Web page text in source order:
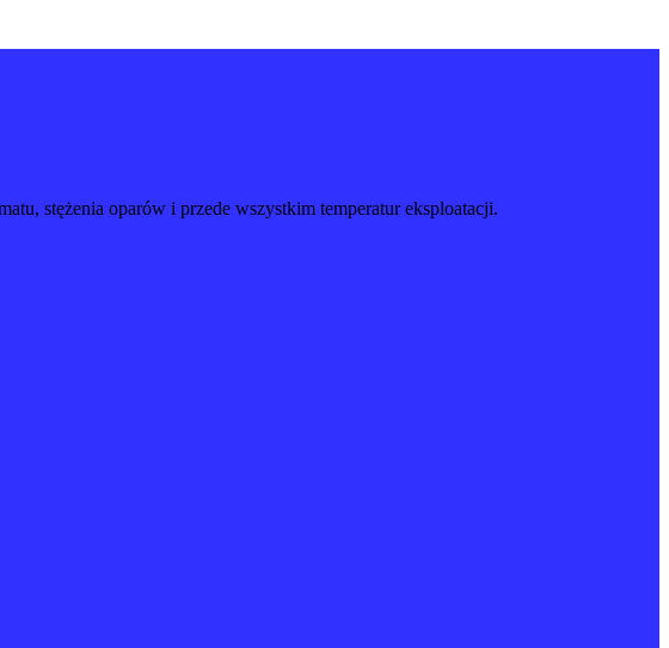
stężenia oparów i przede wszystkim temperatur eksploatacji.